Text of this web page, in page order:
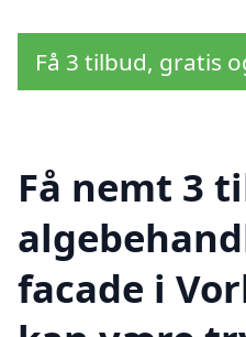
Få 3 tilbud, gratis
Få nemt 3
facade i